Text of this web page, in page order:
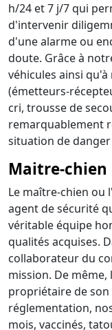
h/24 et 7 j/7 qui
d'intervenir
d'une alarme ou
doute. Grâce à
véhicules ainsi
(émetteurs-
cri, trousse de
remarquablement
situation de
Maitre-chien
Le maître-chien ou
agent de sécurité
véritable équipe
qualités acquises.
collaborateur du
mission. De
propriétaire de
réglementation,
mois, vaccinés,